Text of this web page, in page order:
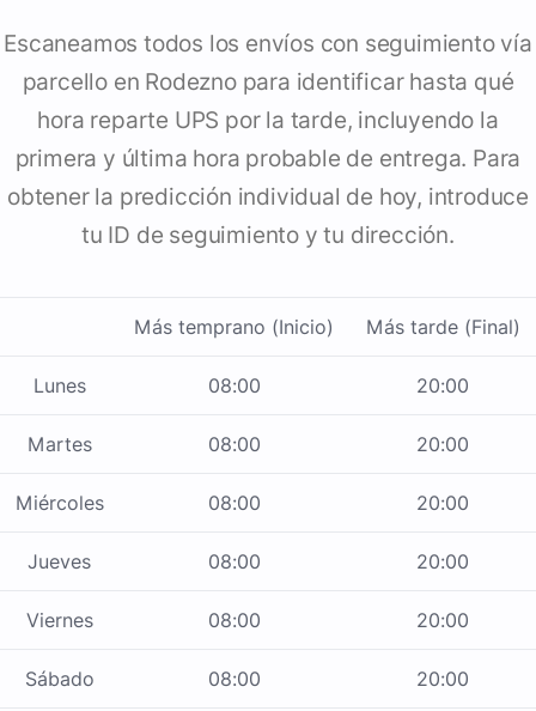
Escaneamos todos los envíos con seguimiento vía
parcello en Rodezno para identificar hasta qué
hora reparte UPS por la tarde, incluyendo la
primera y última hora probable de entrega. Para
obtener la predicción individual de hoy, introduce
tu ID de seguimiento y tu dirección.
Más temprano (Inicio) Más tarde (Final)
Lunes 08:00 20:00
Martes 08:00 20:00
Miércoles 08:00 20:00
Jueves 08:00 20:00
Viernes 08:00 20:00
Sábado 08:00 20:00